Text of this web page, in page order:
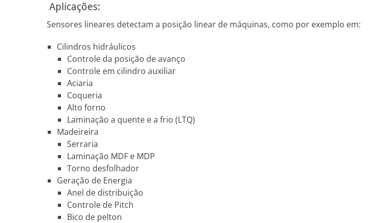
Aplicações:
Sensores lineares detectam a posição linear de máquinas, como por exemplo em:
Cilindros hidráulicos
Controle da posição de avanço
Controle em cilindro auxiliar
Aciaria
Coqueria
Alto forno
Laminação a quente e a frio (LTQ)
Madeireira
Serraria
Laminação MDF e MDP
Torno desfolhador
Geração de Energia
Anel de distribuição
Controle de Pitch
Bico de pelton